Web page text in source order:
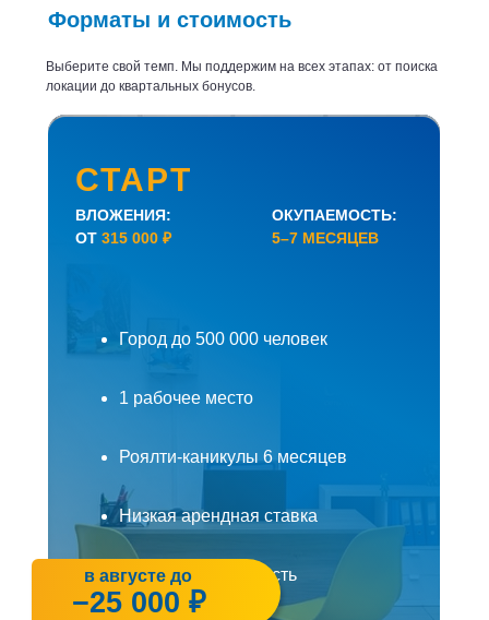
Форматы и стоимость
Выберите свой темп. Мы поддержим на всех этапах: от поиска
локации до квартальных бонусов.
окупаемостью
Город до 500 000 человек
1 рабочее место
Роялти-каникулы 6 месяцев
Низкая арендная ставка
Быстрая окупаемость
СТАРТ
ВЛОЖЕНИЯ:
ОТ 315 000 ₽
ОКУПАЕМОСТЬ:
5–7 МЕСЯЦЕВ
−25 000 ₽
в августе до